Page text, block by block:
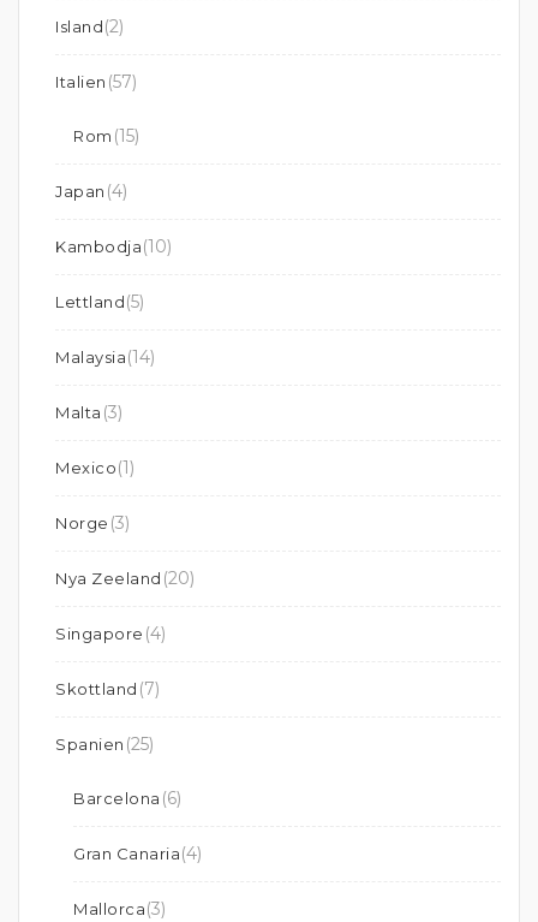
Island(2)
Italien (57)
Rom (15)
Japan (4)
Kambodja(10)
Lettland(5)
Malaysia(14)
Malta (3)
Mexico(1)
Norge (3)
Nya Zeeland (20)
Singapore (4)
Skottland (7)
Spanien (25)
Barcelona (6)
Gran Canaria(4)
Mallorca(3)